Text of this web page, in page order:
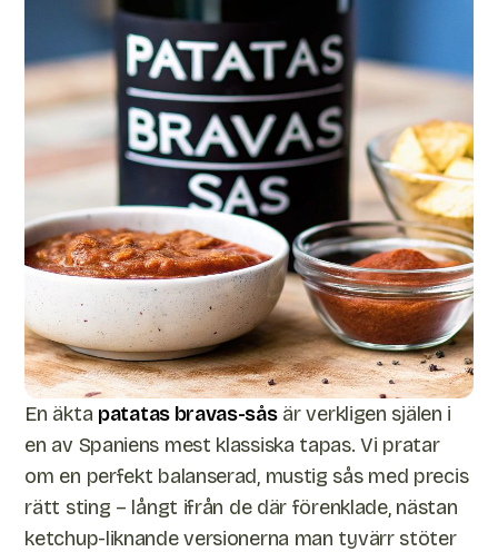
En äkta patatas bravas-såsär verkligen själen i
en av Spaniens mest klassiska tapas. Vi pratar
om en perfekt balanserad, mustig sås med precis
rätt sting – långt ifrån de där förenklade, nästan
ketchup-liknande versionerna man tyvärr stöter